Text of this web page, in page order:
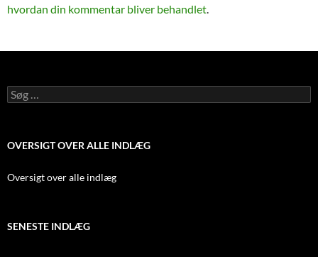
hvordan din kommentar bliver behandlet.
Søg
efter:
OVERSIGT OVER ALLE INDLÆG
Oversigt over alle indlæg
SENESTE INDLÆG